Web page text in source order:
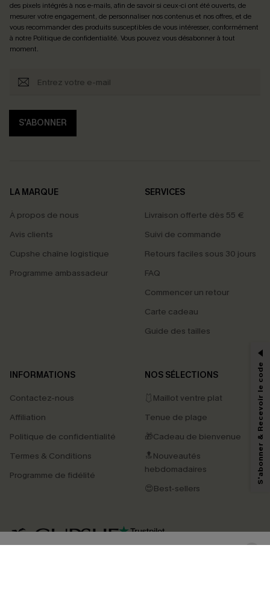
des pixels intégrés à nos e-mails, afin de savoir si ceux-ci ont été ouverts, de
mesurer votre engagement, de personnaliser nos contenus et nos offres, et de
vous recommander des produits susceptibles de vous intéresser, conformément
à notre Politique de confidentialité. Vous pouvez vous désabonner à tout
moment.
S'ABONNER
LA MARQUE
À propos de nous
Avis clients
Cupshe chaîne logistique
Programme ambassadeur
SERVICES
Livraison offerte dès 55 €
Suivi de commande
Retours faciles sous 30 jours
FAQ
Commencer un retour
Carte cadeau
Guide des tailles
INFORMATIONS
Contactez-nous
Affiliation
Politique de confidentialité
Termes & Conditions
Programme de fidélité
NOS SÉLECTIONS
🩱Maillot ventre plat
Tenue de plage
🎁Cadeau de bienvenue
🔝Nouveautés
hebdomadaires
😍Best-sellers
4.3
PROFITEZ DE -15%
marketing (y compris du contenu généré par l'IA) de Cupshe et
pouvons utiliser les données collectées sur notre site ainsi que des
savoir si ceux-ci ont été ouverts, de mesurer votre engagement, de
personnaliser nos contenus et nos offres, et de vous recommander des
produits susceptibles de vous intéresser, conformément à notre
Politique de
. Vous pouvez vous désabonner à tout moment.
S'abonner & Recevoir le code